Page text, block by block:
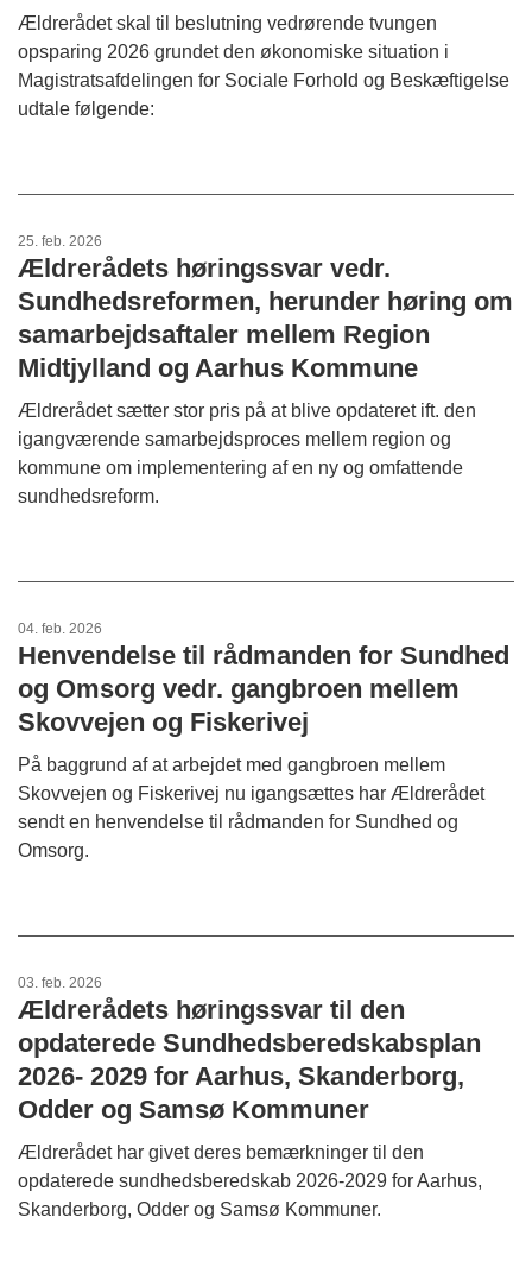
Ældrerådet skal til beslutning vedrørende tvungen
opsparing 2026 grundet den økonomiske situation i
Magistratsafdelingen for Sociale Forhold og Beskæftigelse
udtale følgende:
25. feb. 2026
Ældrerådets høringssvar vedr.
Sundhedsreformen, herunder høring om
samarbejdsaftaler mellem Region
Midtjylland og Aarhus Kommune
Ældrerådet sætter stor pris på at blive opdateret ift. den
igangværende samarbejdsproces mellem region og
kommune om implementering af en ny og omfattende
sundhedsreform.
04. feb. 2026
Henvendelse til rådmanden for Sundhed
og Omsorg vedr. gangbroen mellem
Skovvejen og Fiskerivej
På baggrund af at arbejdet med gangbroen mellem
Skovvejen og Fiskerivej nu igangsættes har Ældrerådet
sendt en henvendelse til rådmanden for Sundhed og
Omsorg.
03. feb. 2026
Ældrerådets høringssvar til den
opdaterede Sundhedsberedskabsplan
2026- 2029 for Aarhus, Skanderborg,
Odder og Samsø Kommuner
Ældrerådet har givet deres bemærkninger til den
opdaterede sundhedsberedskab 2026-2029 for Aarhus,
Skanderborg, Odder og Samsø Kommuner.